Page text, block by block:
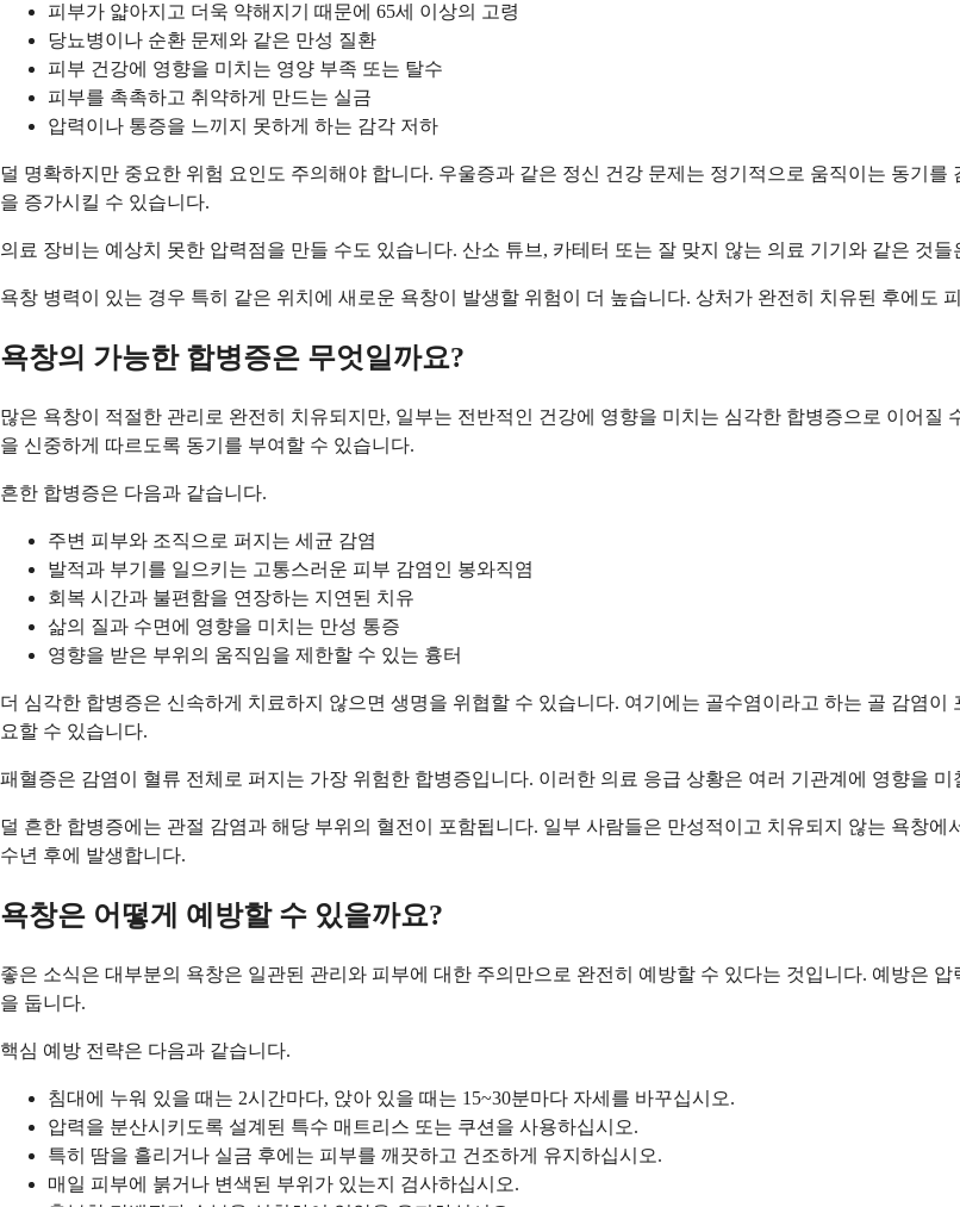
피부가 얇아지고 더욱 약해지기 때문에 65세 이상의 고령
당뇨병이나 순환 문제와 같은 만성 질환
피부 건강에 영향을 미치는 영양 부족 또는 탈수
피부를 촉촉하고 취약하게 만드는 실금
압력이나 통증을 느끼지 못하게 하는 감각 저하
덜 명확하지만 중요한 위험 요인도 주의해야 합니다. 우울증과 같은 정신 건강 문제는 정기적으로 움직이는 동기
을 증가시킬 수 있습니다.
의료 장비는 예상치 못한 압력점을 만들 수도 있습니다. 산소 튜브, 카테터 또는 잘 맞지 않는 의료 기기와 같은 것
욕창 병력이 있는 경우 특히 같은 위치에 새로운 욕창이 발생할 위험이 더 높습니다. 상처가 완전히 치유된 후에도
욕창의 가능한 합병증은 무엇일까요?
많은 욕창이 적절한 관리로 완전히 치유되지만, 일부는 전반적인 건강에 영향을 미치는 심각한 합병증으로 이어
을 신중하게 따르도록 동기를 부여할 수 있습니다.
흔한 합병증은 다음과 같습니다.
주변 피부와 조직으로 퍼지는 세균 감염
발적과 부기를 일으키는 고통스러운 피부 감염인 봉와직염
회복 시간과 불편함을 연장하는 지연된 치유
삶의 질과 수면에 영향을 미치는 만성 통증
영향을 받은 부위의 움직임을 제한할 수 있는 흉터
더 심각한 합병증은 신속하게 치료하지 않으면 생명을 위협할 수 있습니다. 여기에는 골수염이라고 하는 골 감염
요할 수 있습니다.
패혈증은 감염이 혈류 전체로 퍼지는 가장 위험한 합병증입니다. 이러한 의료 응급 상황은 여러 기관계에 영향을
덜 흔한 합병증에는 관절 감염과 해당 부위의 혈전이 포함됩니다. 일부 사람들은 만성적이고 치유되지 않는 욕창
수년 후에 발생합니다.
욕창은 어떻게 예방할 수 있을까요?
좋은 소식은 대부분의 욕창은 일관된 관리와 피부에 대한 주의만으로 완전히 예방할 수 있다는 것입니다. 예방은
을 둡니다.
핵심 예방 전략은 다음과 같습니다.
침대에 누워 있을 때는 2시간마다, 앉아 있을 때는 15~30분마다 자세를 바꾸십시오.
압력을 분산시키도록 설계된 특수 매트리스 또는 쿠션을 사용하십시오.
특히 땀을 흘리거나 실금 후에는 피부를 깨끗하고 건조하게 유지하십시오.
매일 피부에 붉거나 변색된 부위가 있는지 검사하십시오.